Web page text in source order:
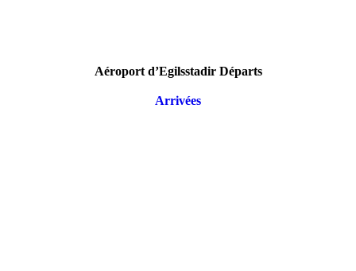
Aéroport d’Egilsstadir Départs
Arrivées